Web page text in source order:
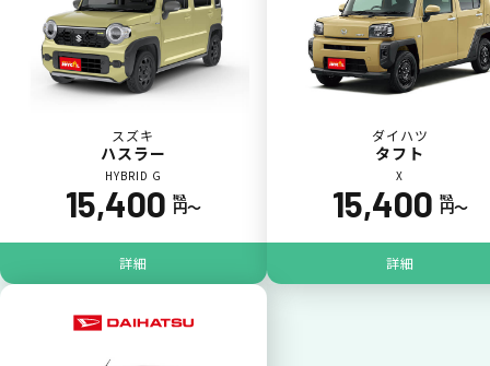
カードで支払い
普段のお買い物同様、お車の月々利用料をカ
ード払いが可能です。
一括払いが可能
スズキ
ハスラー
HYBRID G
15,400 税込
円〜
詳細
ダイハツ
タフト
X
15,400 税込
円〜
詳細